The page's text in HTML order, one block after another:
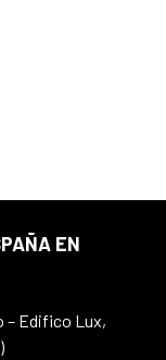
EN
– Edifico Lux,